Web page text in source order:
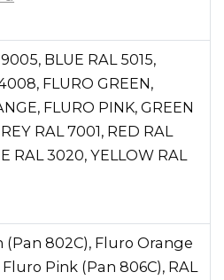
BLUE RAL 5015,
FLURO GREEN,
FLURO PINK, GREEN
RAL 7001, RED RAL
RAL 3020, YELLOW RAL
(Pan 802C), Fluro Orange
Pink (Pan 806C), RAL